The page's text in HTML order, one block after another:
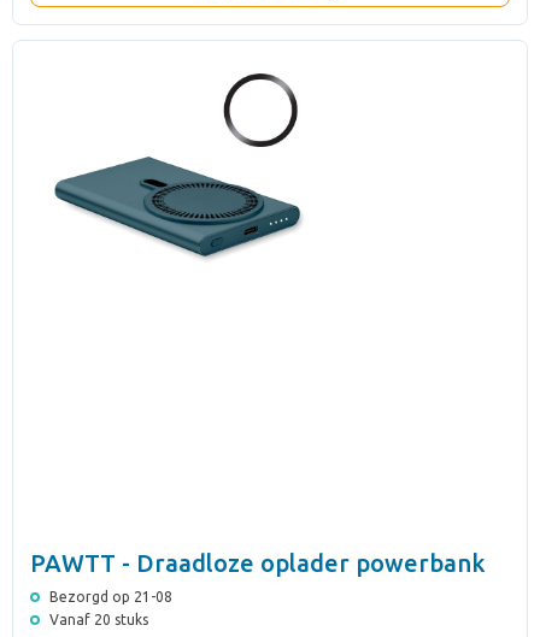
PAWTT - Draadloze oplader powerbank
Bezorgd op 21-08
Vanaf 20 stuks